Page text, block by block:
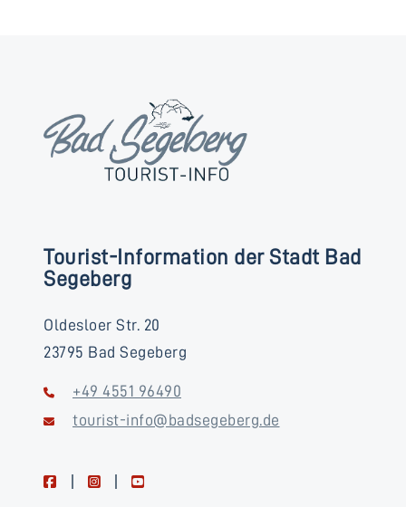
Tourist-Information der Stadt Bad
Segeberg
Oldesloer Str. 20
23795 Bad Segeberg
+49 4551 96490
tourist-info@badsegeberg.de
facebookinstagramyoutube